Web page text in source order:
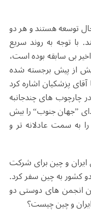
توسعه هستند و هر دو
با توجه به روند سریع
بی سابقه بوده است،
از پیش برجسته شده
پزشکیان اشاره کرد
چارچوب های چندجانبه
”جهان جنوب“ را بیش
به سمت عادلانه تر و
ایران و چین برای شرکت
کشور به چین سفر کرد.
انجمن های دوستی دو
و چین چیست؟